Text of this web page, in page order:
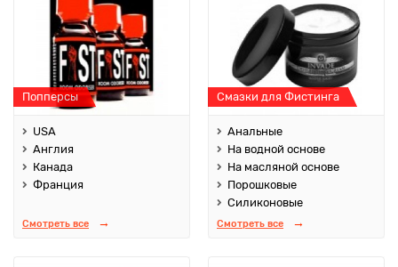
Попперсы
USA
Англия
Канада
Франция
Смотреть все
Смазки для Фистинга
Анальные
На водной основе
На масляной основе
Порошковые
Силиконовые
Смотреть все